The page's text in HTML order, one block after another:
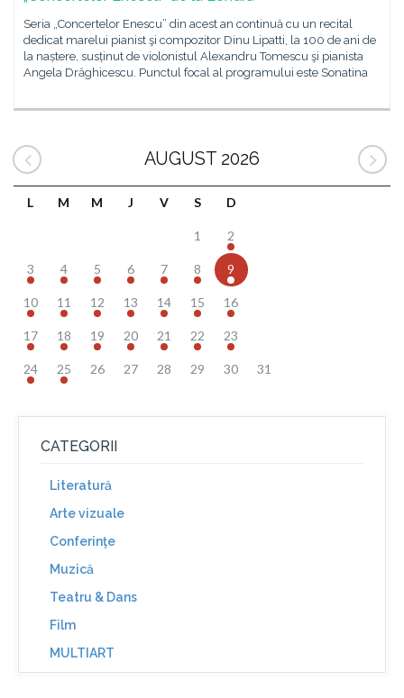
Seria „Concertelor Enescu” din acest an continuă cu un recital
dedicat marelui pianist şi compozitor Dinu Lipatti, la 100 de ani de
la naștere, susținut de violonistul Alexandru Tomescu şi pianista
Angela Drăghicescu. Punctul focal al programului este Sonatina
AUGUST 2026
L M M J V S D
1 2
3 4 5 6 7 8 9
10 11 12 13 14 15 16
17 18 19 20 21 22 23
24 25 26 27 28 29 30 31
CATEGORII
Literatură
Arte vizuale
Conferinţe
Muzică
Teatru & Dans
Film
MULTIART